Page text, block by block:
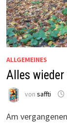
ALLGEMEINES
Alles wieder
von saffti
Am